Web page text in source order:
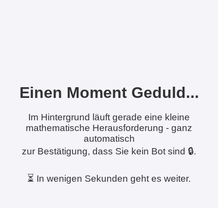
Einen Moment Geduld...
Im Hintergrund läuft gerade eine kleine
mathematische Herausforderung - ganz
automatisch
zur Bestätigung, dass Sie kein Bot sind 🔒.
⏳ In wenigen Sekunden geht es weiter.